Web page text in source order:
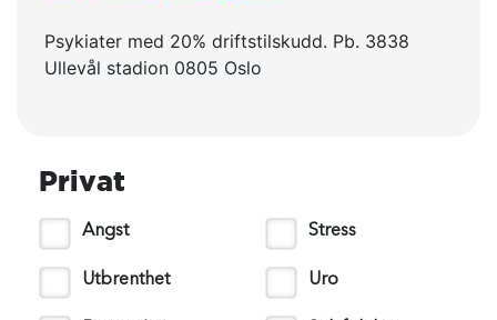
Psykiater med 20% driftstilskudd. Pb. 3838
Ullevål stadion 0805 Oslo
Privat
Angst Stress
Utbrenthet Uro